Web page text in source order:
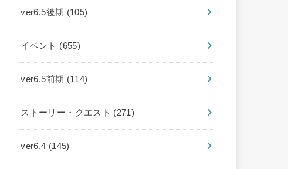
ver6.5後期 (105)
イベント (655)
ver6.5前期 (114)
ストーリー・クエスト (271)
ver6.4 (145)